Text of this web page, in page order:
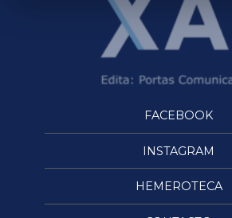
FACEBOOK
INSTAGRAM
HEMEROTECA